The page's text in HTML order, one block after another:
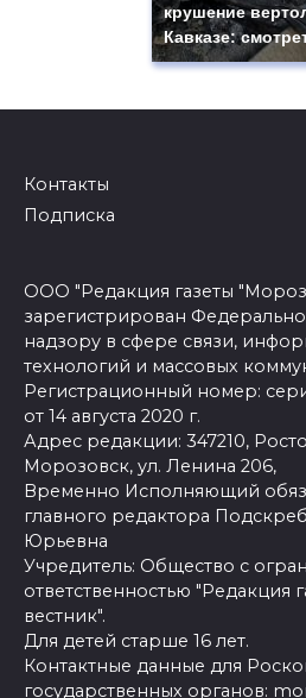
крушение
Кавказе:
Контакты
Подписка
ООО "Редакция газеты
зарегистрирован
надзору в сфере связи,
технологий и массовых
Регистрационный номер:
от 14 августа 2020 г.
Адрес редакции: 347210,
Морозовск, ул. Ленина 206,
Временно Исполняющий
главного редактора
Юрьевна
Учредитель: Общество с
ответственностью "Редакция
вестник".
Для детей старше 16 лет.
Контактные данные для
государственных органов: